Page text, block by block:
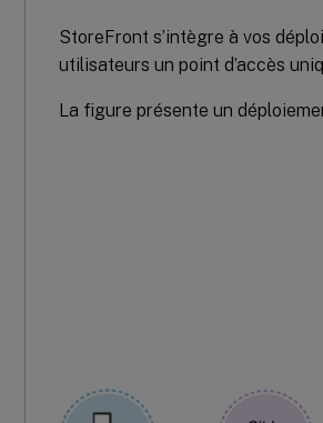
StoreFront s’intègre à vos
utilisateurs un point d’accès
La figure présente un